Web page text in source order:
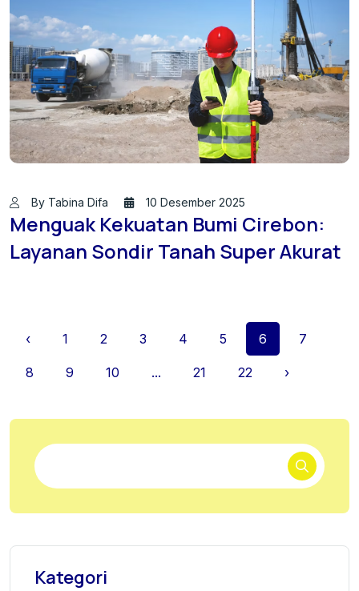
By Tabina Difa 10 Desember 2025
Menguak Kekuatan Bumi Cirebon:
Layanan Sondir Tanah Super Akurat
‹ 1 2 3 4 5 6 7
8 9 10 ... 21 22 ›
Kategori